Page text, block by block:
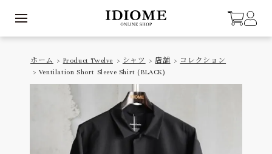
ホーム > Product Twelve > シャツ > 店舗 > コレクション
> Ventilation Short Sleeve Shirt (BLACK)